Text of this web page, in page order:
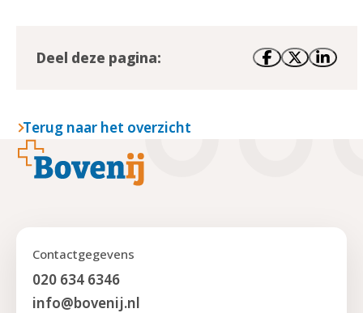
Deel deze pagina:
Terug naar het overzicht
Footer
Contactgegevens
020 634 6346
info@bovenij.nl